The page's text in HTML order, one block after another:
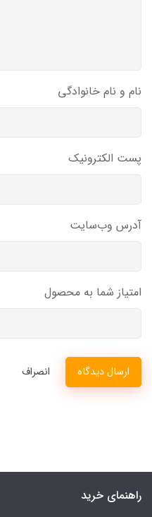
نام و نام خانوادگی
پست الکترونیک
آدرس وب‌سایت
امتیاز شما به محصول
ارسال دیدگاه انصراف
راهنمای خرید